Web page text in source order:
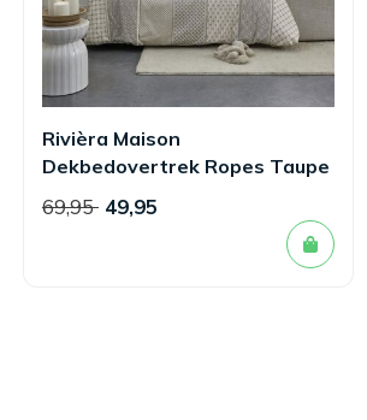
Rivièra Maison
Dekbedovertrek Ropes Taupe
69,95 49,95